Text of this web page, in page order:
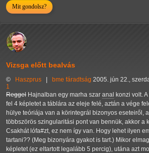
Mit gondolsz?
Vizsga előtt bealvás
© Haszprus | bme fáradtság 2005. jún 22.,
1
Reggel Hajnalban egy marha szar anal konzi volt.
fel 4 képletet a táblára az eleje felé, aztán a vége
hülye teóriája van a körintegrál bizonyos eseteiről,
többszörös szingularitási pont van bennük, akkor a
Csakhát lófa#zt, ez nem így van. Hogy lehet ilyen
tartani?? (Meg bizonyára gyakot is tart.) Mikor
képletet (ez eltartott legalább 5 percig), utána azt